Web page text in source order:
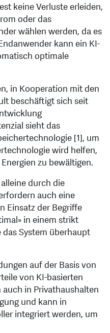
keine Verluste erleiden,
oder das
wählen werden, da es
kann ein KI-
optimale
in Kooperation mit den
beschäftigt sich seit
sieht das
[1], um
wird helfen,
zu bewältigen.
durch die
auch eine
Einsatz der Begriffe
in einem strikt
System überhaupt
auf der Basis von
von KI-basierten
in Privathaushalten
und kann in
integriert werden, um